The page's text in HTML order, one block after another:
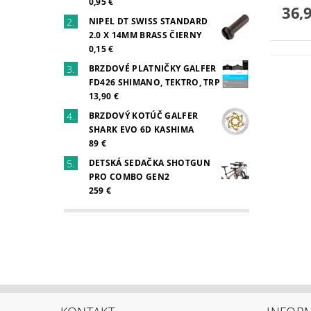
NIPEL DT SWISS STANDARD
2.0 X 14MM BRASS ČIERNY
0,15 €
BRZDOVÉ PLATNIČKY GALFER
FD426 SHIMANO, TEKTRO, TRP
13,90 €
BRZDOVÝ KOTÚČ GALFER
SHARK EVO 6D KASHIMA
89 €
DETSKÁ SEDAČKA SHOTGUN
PRO COMBO GEN2
259 €